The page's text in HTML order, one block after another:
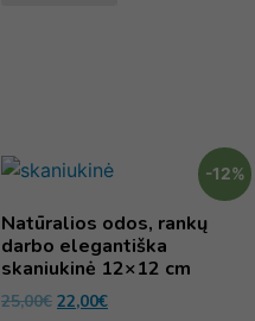
-12%
Natūralios odos, rankų
darbo elegantiška
skaniukinė 12×12 cm
25,00€ 22,00€